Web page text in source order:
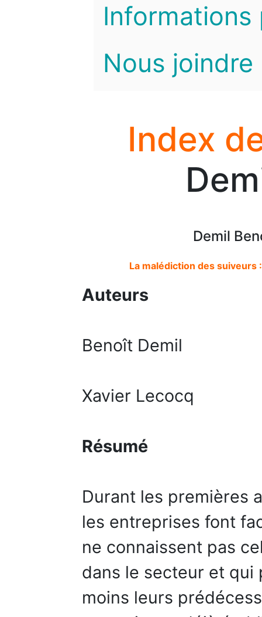
Informations
Nous joindre
Index
Demil
La malédiction des
Auteurs
Benoît Demil
Xavier Lecocq
Résumé
Durant les premières
les entreprises font
ne connaissent pas
dans le secteur et
moins leurs